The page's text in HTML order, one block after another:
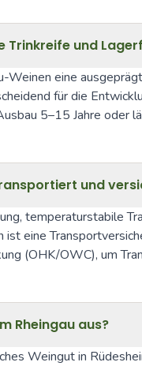
Trinkreife und
eine
für die
5–15 Jahre oder
und
temperaturstabile
eine
(OHK/OWC), um
Rheingau aus?
Weingut in